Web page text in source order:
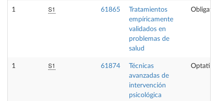
1 S1 61865
Tratamientos
empíricamente
validados en
problemas de
salud
1 S1 61874
Técnicas
avanzadas de
intervención
psicológica
Optativa